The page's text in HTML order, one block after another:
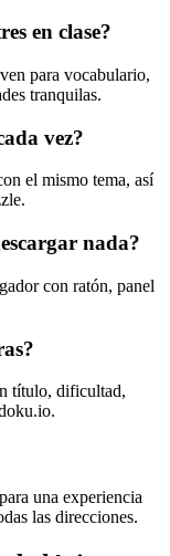
en clase?
para vocabulario,
tranquilas.
vez?
el mismo tema, así
nada?
con ratón, panel
título, dificultad,
una experiencia
las direcciones.